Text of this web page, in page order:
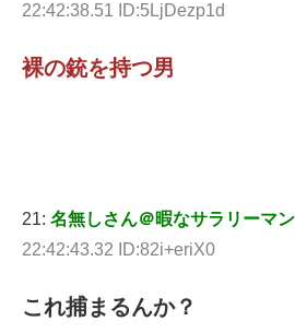
22:42:38.51 ID:5LjDezp1d
裸の銃を持つ男
21: 名無しさん＠暇なサラリーマン
22:42:43.32 ID:82i+eriX0
これ捕まるんか？